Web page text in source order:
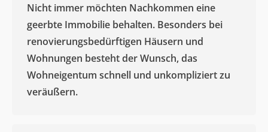
Nicht immer möchten Nachkommen eine
geerbte Immobilie behalten. Besonders bei
renovierungsbedürftigen Häusern und
Wohnungen besteht der Wunsch, das
Wohneigentum schnell und unkompliziert zu
veräußern. ​